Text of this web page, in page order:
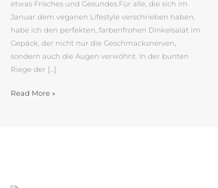
etwas Frisches und Gesundes.Für alle, die sich im
Januar dem veganen Lifestyle verschrieben haben,
habe ich den perfekten, farbenfrohen Dinkelsalat im
Gepäck, der nicht nur die Geschmacksnerven,
sondern auch die Augen verwöhnt. In der bunten
Riege der […]
Read More »